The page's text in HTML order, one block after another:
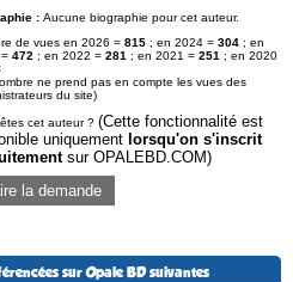
: Aucune biographie pour cet auteur.
de vues en 2026 = 815 ; en 2024 = 304 ; en
472 ; en 2022 = 281 ; en 2021 = 251 ; en 2020
ne prend pas en compte les vues des
du site)
cet auteur ? (Cette fonctionnalité est
uniquement lorsqu'on s'inscrit
sur OPALEBD.COM)
la demande
sur Opale BD suivantes